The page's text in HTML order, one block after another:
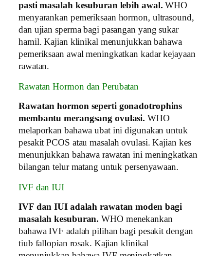
pasti masalah kesuburan lebih awal. WHO
menyarankan pemeriksaan hormon, ultrasound,
dan ujian sperma bagi pasangan yang sukar
hamil. Kajian klinikal menunjukkan bahawa
pemeriksaan awal meningkatkan kadar kejayaan
rawatan.
Rawatan Hormon dan Perubatan
Rawatan hormon seperti gonadotrophins
membantu merangsang ovulasi. WHO
melaporkan bahawa ubat ini digunakan untuk
pesakit PCOS atau masalah ovulasi. Kajian kes
menunjukkan bahawa rawatan ini meningkatkan
bilangan telur matang untuk persenyawaan.
IVF dan IUI
IVF dan IUI adalah rawatan moden bagi
masalah kesuburan. WHO menekankan
bahawa IVF adalah pilihan bagi pesakit dengan
tiub fallopian rosak. Kajian klinikal